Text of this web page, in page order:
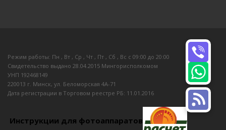
Режим работы: Пн , Вт , Ср , Чт , Пт , Сб , Вс c 09:00 до 20:00
Свидетельство выдано 28.04.2015 Мингорисполкомом
УНП 192468149
220013 г. Минск, ул. Беломорская 4А-71
Дата регистрации в Торговом реестре РБ: 11.01.2016
Инструкции для фотоаппаратов